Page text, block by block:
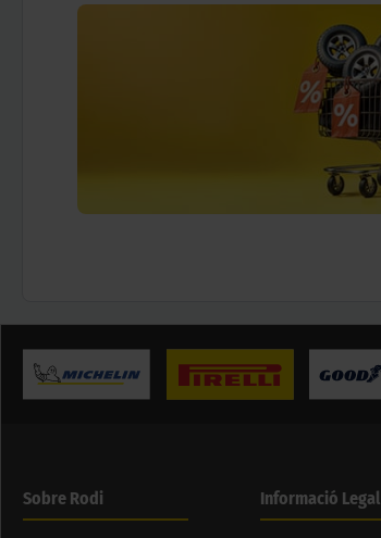
Sobre Rodi Informació Legal